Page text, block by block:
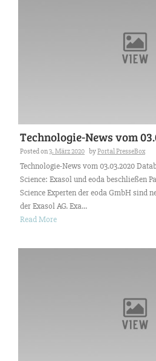
Technologie-News vom
Posted on3. März 2020 byPortal PresseBox
Technologie-News vom 03.03.2020
Science: Exasol und eoda beschließen
Science Experten der eoda GmbH sind
der Exasol AG. Exa...
Read More